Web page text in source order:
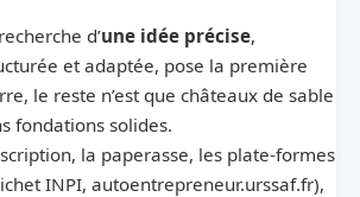
d’une idée précise,
et adaptée, pose la première
le reste n’est que châteaux de sable
fondations solides.
la paperasse, les plate-formes
INPI, autoentrepreneur.urssaf.fr),